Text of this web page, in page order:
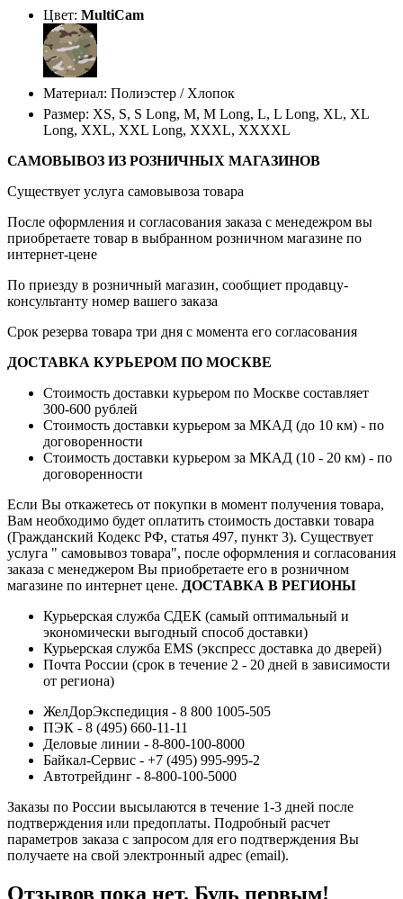
Цвет: MultiCam
Материал: Полиэстер / Хлопок
Размер: XS, S, S Long, M, M Long, L, L Long, XL, XL
Long, XXL, XXL Long, XXXL, XXXXL
САМОВЫВОЗ ИЗ РОЗНИЧНЫХ МАГАЗИНОВ
Существует услуга самовывоза товара
После оформления и согласования заказа с менедежром вы
приобретаете товар в выбранном розничном магазине по
интернет-цене
По приезду в розничный магазин, сообщиет продавцу-
консультанту номер вашего заказа
Срок резерва товара три дня с момента его согласования
ДОСТАВКА КУРЬЕРОМ ПО МОСКВЕ
Стоимость доставки курьером по Москве составляет
300-600 рублей
Стоимость доставки курьером за МКАД (до 10 км) - по
договоренности
Стоимость доставки курьером за МКАД (10 - 20 км) - по
договоренности
Если Вы откажетесь от покупки в момент получения товара,
Вам необходимо будет оплатить стоимость доставки товара
(Гражданский Кодекс РФ, статья 497, пункт 3). Существует
услуга " самовывоз товара", после оформления и согласования
заказа с менеджером Вы приобретаете его в розничном
магазине по интернет цене. ДОСТАВКА В РЕГИОНЫ
Курьерская служба СДЕК (самый оптимальный и
экономически выгодный способ доставки)
Курьерская служба EMS (экспресс доставка до дверей)
Почта России (срок в течение 2 - 20 дней в зависимости
от региона)
ЖелДорЭкспедиция - 8 800 1005-505
ПЭК - 8 (495) 660-11-11
Деловые линии - 8-800-100-8000
Байкал-Сервис - +7 (495) 995-995-2
Автотрейдинг - 8-800-100-5000
Заказы по России высылаются в течение 1-3 дней после
подтверждения или предоплаты. Подробный расчет
параметров заказа с запросом для его подтверждения Вы
получаете на свой электронный адрес (email).
Отзывов пока нет. Будь первым!